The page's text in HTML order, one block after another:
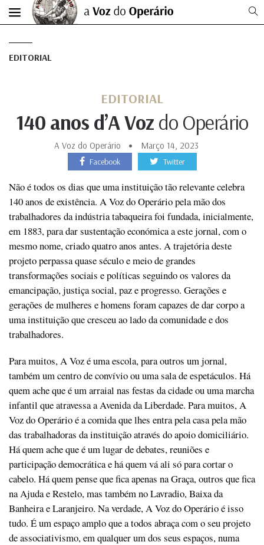
EDITORIAL
EDITORIAL
140 anos d’A Voz do Operário
A Voz do Operário Março 14, 2023
Facebook Twitter
Não é todos os dias que uma instituição tão relevante celebra
140 anos de existência. A Voz do Operário pela mão dos
trabalhadores da indústria tabaqueira foi fundada, inicialmente,
em 1883, para dar sustentação económica a este jornal, com o
mesmo nome, criado quatro anos antes. A trajetória deste
projeto perpassa quase século e meio de grandes
transformações sociais e políticas seguindo os valores da
emancipação, justiça social, paz e progresso. Gerações e
gerações de mulheres e homens foram capazes de dar corpo a
uma instituição que cresceu ao lado da comunidade e dos
trabalhadores.
Para muitos, A Voz é uma escola, para outros um jornal,
também um centro de convívio ou uma sala de espetáculos. Há
quem ache que é um arraial nas festas da cidade ou uma marcha
infantil que atravessa a Avenida da Liberdade. Para muitos, A
Voz do Operário é a comida que lhes entra pela casa pela mão
das trabalhadoras da instituição através do apoio domiciliário.
Há quem ache que é um lugar de debates, reuniões e
participação democrática e há quem vá ali só para cortar o
cabelo. Há quem pense que fica apenas na Graça, outros que fica
na Ajuda e Restelo, mas também no Lavradio, Baixa da
Banheira e Laranjeiro. Na verdade, A Voz do Operário é isso
tudo. É um espaço amplo que a todos abraça com o seu projeto
de associativismo, em qualquer um dos seus espaços, numa